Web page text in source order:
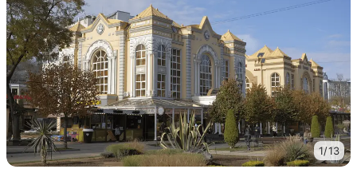
1/13